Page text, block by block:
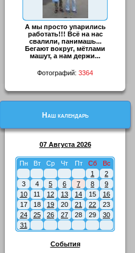
А мы просто упарились
работать!!! Всё на нас
свалили, панимашь...
Бегают вокруг, мётлами
машут, а нам держи...
Фотографий: 3364
Наш календарь
07 Августа 2026
Пн Вт Ср Чт Пт Сб
Вс
1
2
3
4 5 6 7 8
9
10
11 12 13 14 15
16
17
18 19 20 21 22
23
24
25 26 27 28 29
30
31
События